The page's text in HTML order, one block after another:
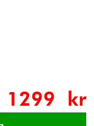
1299 kr